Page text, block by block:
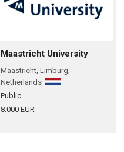
Maastricht University
Maastricht, Limburg,
Netherlands
Public
8.000 EUR